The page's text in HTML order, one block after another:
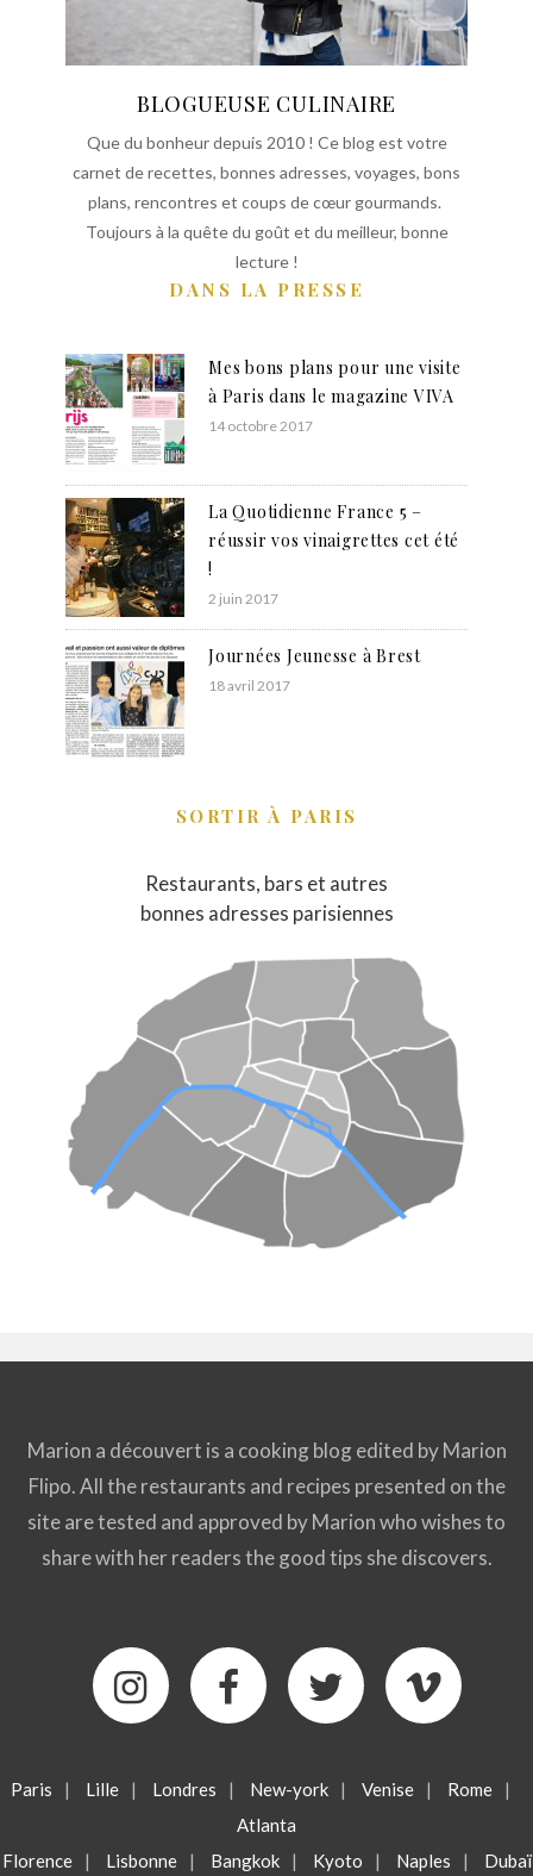
BLOGUEUSE CULINAIRE
Que du bonheur depuis 2010 ! Ce blog est votre
carnet de recettes, bonnes adresses, voyages, bons
plans, rencontres et coups de cœur gourmands.
Toujours à la quête du goût et du meilleur, bonne
lecture !
DANS LA PRESSE
Mes bons plans pour une visite
à Paris dans le magazine VIVA
14 octobre 2017
La Quotidienne France 5 –
réussir vos vinaigrettes cet été
!
2 juin 2017
Journées Jeunesse à Brest
18 avril 2017
SORTIR À PARIS
Restaurants, bars et autres
bonnes adresses parisiennes
Marion a découvert is a cooking blog edited by Marion
Flipo. All the restaurants and recipes presented on the
site are tested and approved by Marion who wishes to
share with her readers the good tips she discovers.
Paris | Lille | Londres | New-york | Venise | Rome
|
Atlanta
Florence
| Lisbonne | Bangkok | Kyoto | Naples | Dubaï